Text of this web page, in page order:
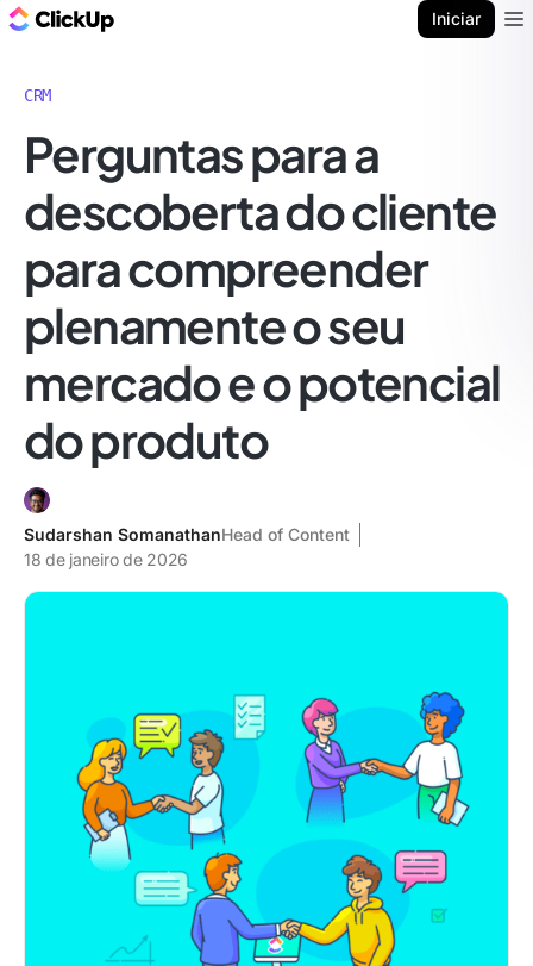
Iniciar
CRM
Perguntas para a
descoberta do cliente
para compreender
plenamente o seu
mercado e o potencial
do produto
Sudarshan SomanathanHead of Content
18 de janeiro de 2026